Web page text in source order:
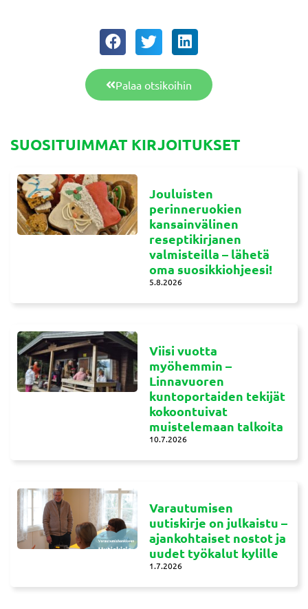
Palaa otsikoihin
SUOSITUIMMAT KIRJOITUKSET
Jouluisten
perinneruokien
kansainvälinen
reseptikirjanen
valmisteilla – lähetä
oma suosikkiohjeesi!
5.8.2026
Viisi vuotta
myöhemmin –
Linnavuoren
kuntoportaiden tekijät
kokoontuivat
muistelemaan talkoita
10.7.2026
Varautumisen
uutiskirje on julkaistu –
ajankohtaiset nostot ja
uudet työkalut kylille
1.7.2026